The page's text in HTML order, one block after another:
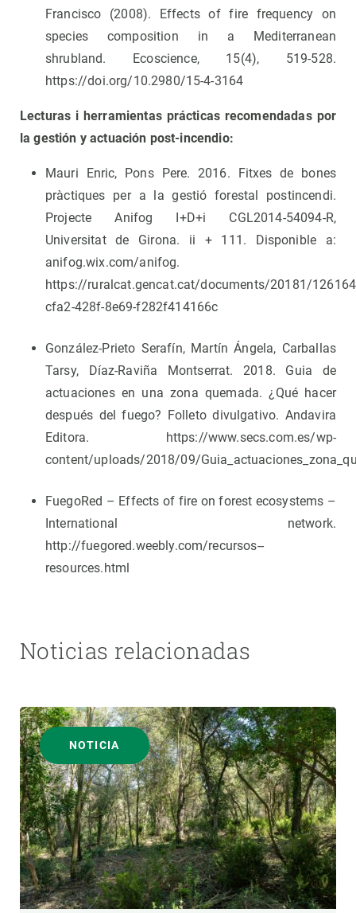
Francisco (2008). Effects of fire frequency on
species composition in a Mediterranean
shrubland. Ecoscience, 15(4), 519-528.
https://doi.org/10.2980/15-4-3164
Lecturas i herramientas prácticas recomendadas por
la gestión y actuación post-incendio:
Mauri Enric, Pons Pere. 2016. Fitxes de bones
pràctiques per a la gestió forestal postincendi.
Projecte Anifog I+D+i CGL2014-54094-R,
Universitat de Girona. ii + 111. Disponible a:
anifog.wix.com/anifog.
https://ruralcat.gencat.cat/documents/20181/
cfa2-428f-8e69-f282f414166c
González-Prieto Serafín, Martín Ángela, Carballas
Tarsy, Díaz-Raviña Montserrat. 2018. Guia de
actuaciones en una zona quemada. ¿Qué hacer
después del fuego? Folleto divulgativo. Andavira
Editora. https://www.secs.com.es/wp-
content/uploads/2018/09/
FuegoRed – Effects of fire on forest ecosystems –
International network.
http://fuegored.weebly.com/recursos--
resources.html
Noticias relacionadas
NOTICIA